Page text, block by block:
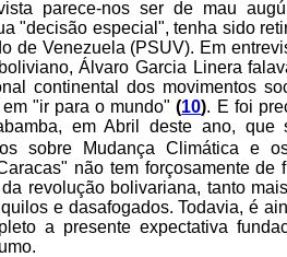
parece-nos ser de mau
"decisão especial", tenha sido
de Venezuela (PSUV). Em
Álvaro Garcia Linera
continental dos movimentos
em "ir para o mundo"(10). E foi
em Abril deste ano, que
sobre Mudança Climática e
não tem forçosamente
revolução bolivariana, tanto
e dasafogados. Todavia, é
a presente expectativa